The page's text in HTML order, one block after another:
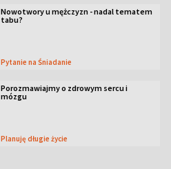
Nowotwory u mężczyzn - nadal tematem
tabu?
Pytanie na Śniadanie
Porozmawiajmy o zdrowym sercu i
mózgu
Planuję długie życie